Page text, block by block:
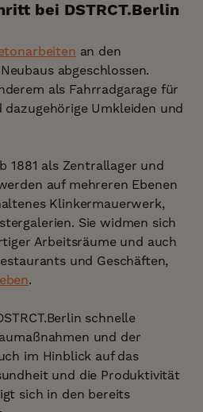
bei DSTRCT.Berlin
an den
abgeschlossen.
als Fahrradgarage für
Umkleiden und
1881 als Zentrallager und
auf mehreren Ebenen
Klinkermauerwerk,
Sie widmen sich
Arbeitsräume und auch
und Geschäften,
.
schnelle
und der
im Hinblick auf das
und die Produktivität
sich in den bereits